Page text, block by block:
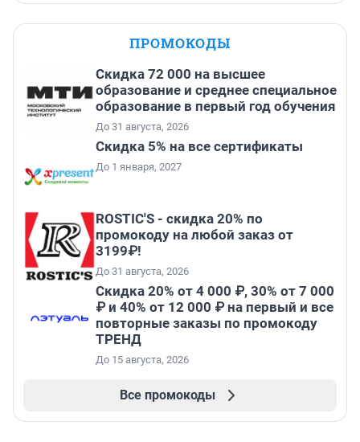
ПРОМОКОДЫ
Скидка 72 000 на высшее
образование и среднее специальное
образование в первый год обучения
До 31 августа, 2026
Скидка 5% на все сертификаты
До 1 января, 2027
ROSTIC'S - скидка 20% по
промокоду на любой заказ от
3199₽!
До 31 августа, 2026
Скидка 20% от 4 000 ₽, 30% от 7 000
₽ и 40% от 12 000 ₽ на первый и все
повторные заказы по промокоду
ТРЕНД
До 15 августа, 2026
Все промокоды